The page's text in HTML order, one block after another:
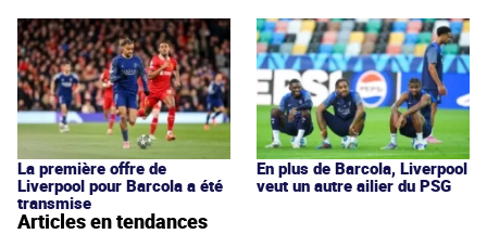
La première offre de
Liverpool pour Barcola a été
transmise
En plus de Barcola, Liverpool
veut un autre ailier du PSG
Articles en tendances